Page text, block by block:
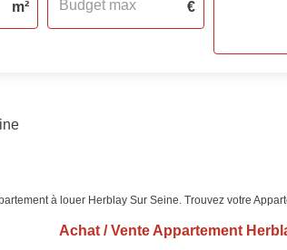
m² €
à louer Herblay Sur Seine. Trouvez votre
Achat / Vente Appartement